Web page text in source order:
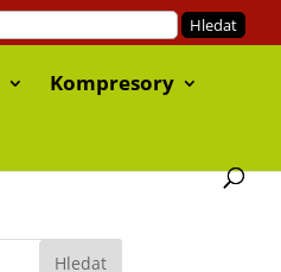
Kompresory